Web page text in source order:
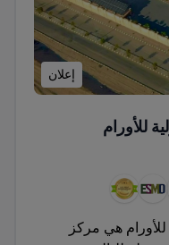
إعلان
للأورام
هي مركز